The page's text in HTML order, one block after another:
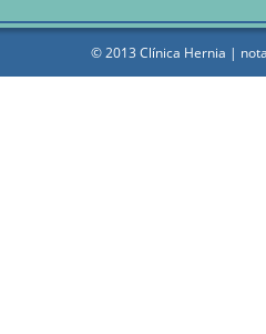
© 2013 Clínica Hernia |